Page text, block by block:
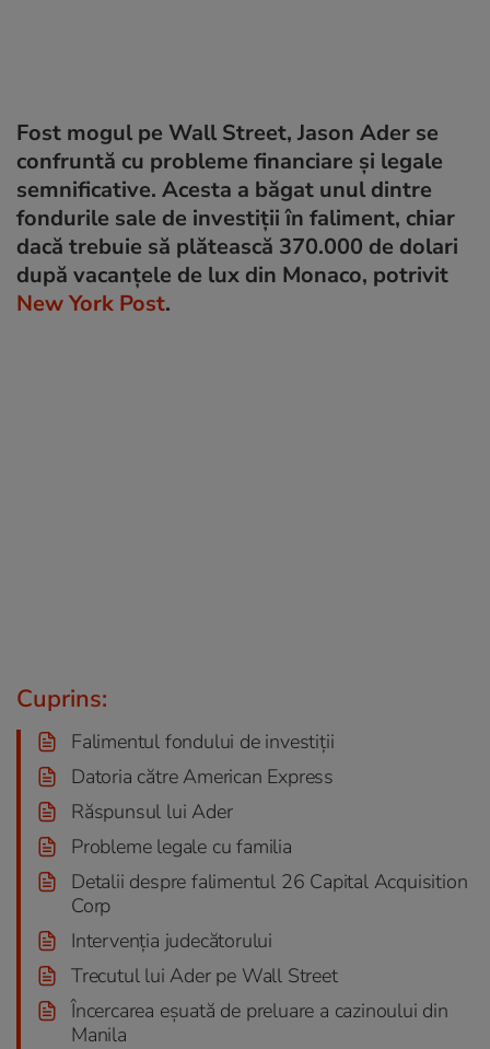
Fost mogul pe Wall Street, Jason Ader se
confruntă cu probleme financiare și legale
semnificative. Acesta a băgat unul dintre
fondurile sale de investiții în faliment, chiar
dacă trebuie să plătească 370.000 de dolari
după vacanțele de lux din Monaco, potrivit
New York Post.
Cuprins:
Falimentul fondului de investiții
Datoria către American Express
Răspunsul lui Ader
Probleme legale cu familia
Detalii despre falimentul 26 Capital Acquisition
Corp
Intervenția judecătorului
Trecutul lui Ader pe Wall Street
Încercarea eșuată de preluare a cazinoului din
Manila